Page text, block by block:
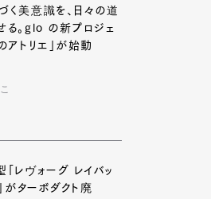
く美意識を、日々の道
る。glo の新プロジェ
アトリエ」が始動
レヴォーグ レイバッ
がターボダクト廃